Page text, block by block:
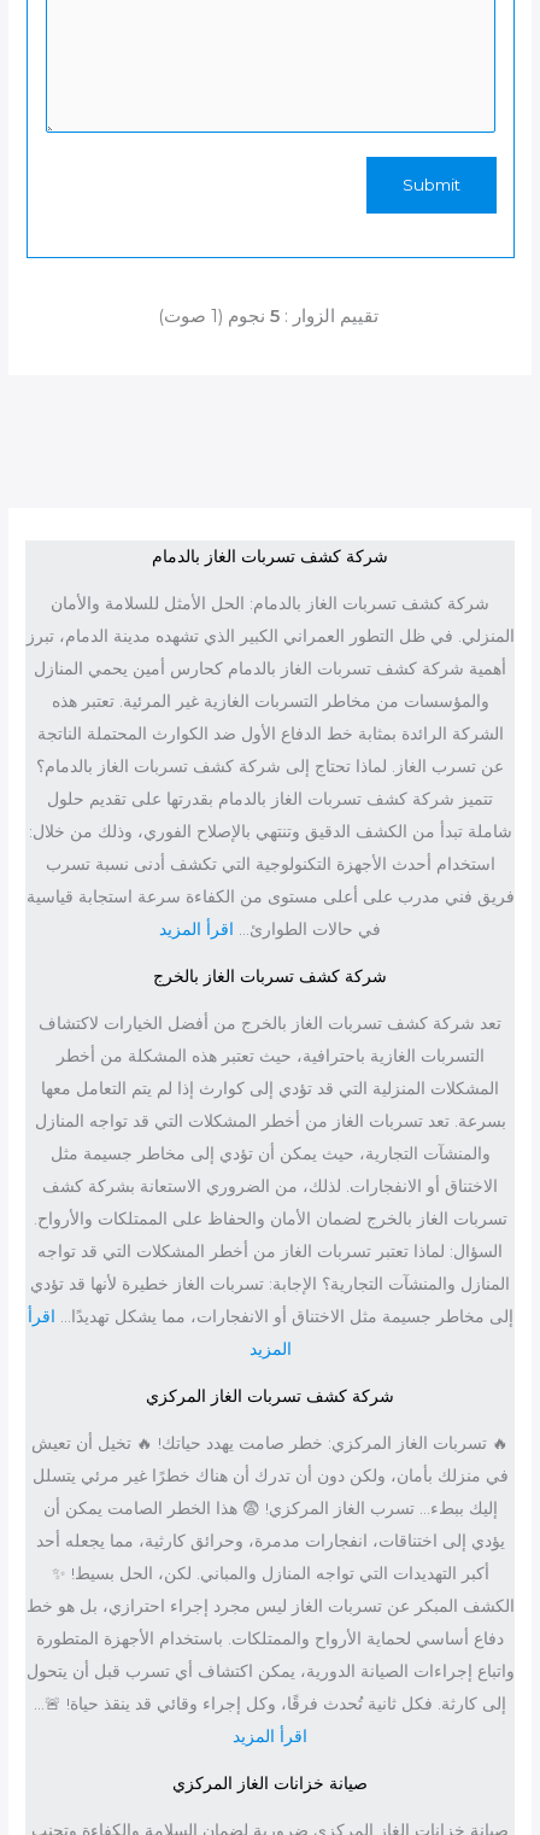
Submit
تقييم الزوار : نجوم (
1صوت)
شركة كشف تسربات الغاز بالدمام
شركة كشف تسربات الغاز بالدمام: الحل الأمثل للسلامة والأمان
المنزلي. في ظل التطور العمراني الكبير الذي تشهده مدينة الدمام، تبرز
أهمية شركة كشف تسربات الغاز بالدمام كحارس أمين يحمي المنازل
والمؤسسات من مخاطر التسربات الغازية غير المرئية. تعتبر هذه
الشركة الرائدة بمثابة خط الدفاع الأول ضد الكوارث المحتملة الناتجة
عن تسرب الغاز. لماذا تحتاج إلى شركة كشف تسربات الغاز بالدمام؟
تتميز شركة كشف تسربات الغاز بالدمام بقدرتها على تقديم حلول
شاملة تبدأ من الكشف الدقيق وتنتهي بالإصلاح الفوري، وذلك من خلال:
استخدام أحدث الأجهزة التكنولوجية التي تكشف أدنى نسبة تسرب
فريق فني مدرب على أعلى مستوى من الكفاءة سرعة استجابة قياسية
في حالات الطوارئ… اقرأ المزيد
ر
ك
ة
ك
ش
ف
ت
س
ر
ب
غ
ا
ز
ب
ا
ل
د
م
ا
شركة كشف تسربات الغاز بالخرج
تعد شركة كشف تسربات الغاز بالخرج من أفضل الخيارات لاكتشاف
التسربات الغازية باحترافية، حيث تعتبر هذه المشكلة من أخطر
المشكلات المنزلية التي قد تؤدي إلى كوارث إذا لم يتم التعامل معها
بسرعة. تعد تسربات الغاز من أخطر المشكلات التي قد تواجه المنازل
والمنشآت التجارية، حيث يمكن أن تؤدي إلى مخاطر جسيمة مثل
الاختناق أو الانفجارات. لذلك، من الضروري الاستعانة بشركة كشف
تسربات الغاز بالخرج لضمان الأمان والحفاظ على الممتلكات والأرواح.
السؤال: لماذا تعتبر تسربات الغاز من أخطر المشكلات التي قد تواجه
المنازل والمنشآت التجارية؟ الإجابة: تسربات الغاز خطيرة لأنها قد تؤدي
إلى مخاطر جسيمة مثل الاختناق أو الانفجارات، مما يشكل تهديدًا… اقرأ
المزيد
ك
ة
ك
ش
ف
ت
س
ر
ب
ا
شركة كشف تسربات الغاز المركزي
🔥 تسربات الغاز المركزي: خطر صامت يهدد حياتك! 🔥 تخيل أن تعيش
في منزلك بأمان، ولكن دون أن تدرك أن هناك خطرًا غير مرئي يتسلل
إليك ببطء… تسرب الغاز المركزي! 😨 هذا الخطر الصامت يمكن أن
يؤدي إلى اختناقات، انفجارات مدمرة، وحرائق كارثية، مما يجعله أحد
أكبر التهديدات التي تواجه المنازل والمباني. لكن، الحل بسيط! ✨
الكشف المبكر عن تسربات الغاز ليس مجرد إجراء احترازي، بل هو خط
دفاع أساسي لحماية الأرواح والممتلكات. باستخدام الأجهزة المتطورة
واتباع إجراءات الصيانة الدورية، يمكن اكتشاف أي تسرب قبل أن يتحول
إلى كارثة. فكل ثانية تُحدث فرقًا، وكل إجراء وقائي قد ينقذ حياة! 🚨…
اقرأ المزيد
صيانة خزانات الغاز المركزي
صيانة خزانات الغاز المركزي ضرورية لضمان السلامة والكفاءة وتجنب